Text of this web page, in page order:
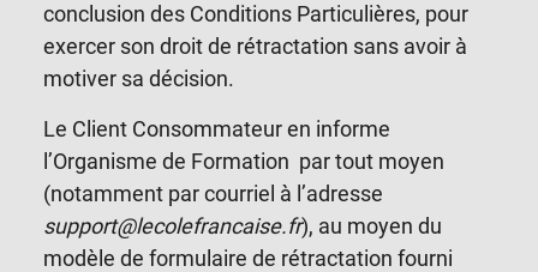
conclusion des Conditions Particulières, pour
exercer son droit de rétractation sans avoir à
motiver sa décision.
Le Client Consommateur en informe
l’Organisme de Formation par tout moyen
(notamment par courriel à l’adresse
support@lecolefrancaise.fr), au moyen du
modèle de formulaire de rétractation fourni